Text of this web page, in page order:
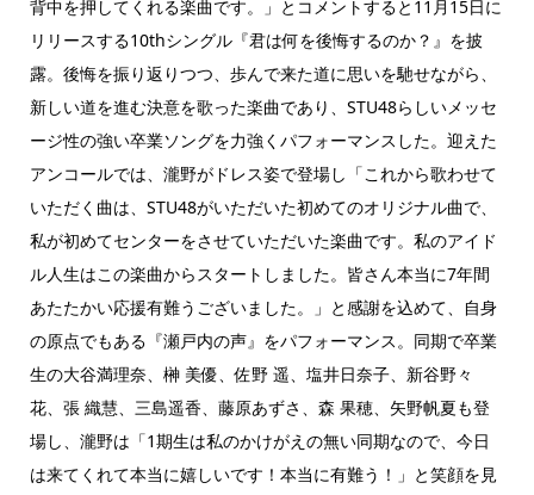
背中を押してくれる楽曲です。」とコメントすると11月15日に
リリースする10thシングル『君は何を後悔するのか？』を披
露。後悔を振り返りつつ、歩んで来た道に思いを馳せながら、
新しい道を進む決意を歌った楽曲であり、STU48らしいメッセ
ージ性の強い卒業ソングを力強くパフォーマンスした。迎えた
アンコールでは、瀧野がドレス姿で登場し「これから歌わせて
いただく曲は、STU48がいただいた初めてのオリジナル曲で、
私が初めてセンターをさせていただいた楽曲です。私のアイド
ル人生はこの楽曲からスタートしました。皆さん本当に7年間
あたたかい応援有難うございました。」と感謝を込めて、自身
の原点でもある『瀬戸内の声』をパフォーマンス。同期で卒業
生の大谷満理奈、榊 美優、佐野 遥、塩井日奈子、新谷野々
花、張 織慧、三島遥香、藤原あずさ、森 果穂、矢野帆夏も登
場し、瀧野は「1期生は私のかけがえの無い同期なので、今日
は来てくれて本当に嬉しいです！本当に有難う！」と笑顔を見